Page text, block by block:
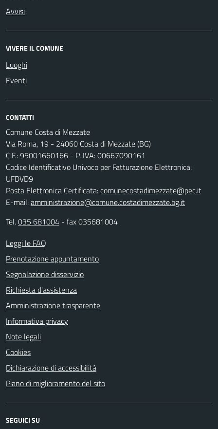
Avvisi
VIVERE IL COMUNE
Luoghi
Eventi
CONTATTI
Comune Costa di Mezzate
Via Roma, 19 - 24060 Costa di Mezzate (BG)
C.F.: 95001660166 - P. IVA: 00667090161
Codice Identificativo Univoco per Fatturazione Elettronica:
UFDVD9
Posta Elettronica Certificata:comunecostadimezzate@pec.it
E-mail:amministrazione@comune.costadimezzate.bg.it
Tel.035 681004 - fax 035681004
Leggi le FAQ
Prenotazione appuntamento
Segnalazione disservizio
Richiesta d'assistenza
Amministrazione trasparente
Informativa privacy
Note legali
Cookies
Dichiarazione di accessibilità
Piano di miglioramento del sito
SEGUICI SU